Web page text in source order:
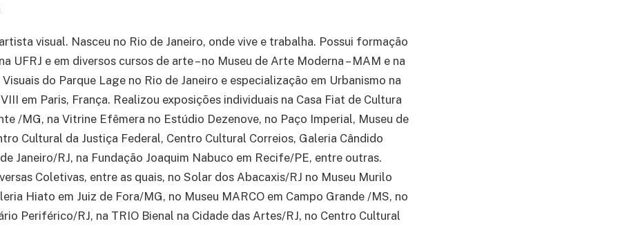
visual. Nasceu no Rio de Janeiro, onde vive e trabalha. Possui formação
UFRJ e em diversos cursos de arte – no Museu de Arte Moderna – MAM e na
do Parque Lage no Rio de Janeiro e especialização em Urbanismo na
em Paris, França. Realizou exposições individuais na Casa Fiat de Cultura
/MG, na Vitrine Efêmera no Estúdio Dezenove, no Paço Imperial, Museu de
Cultural da Justiça Federal, Centro Cultural Correios, Galeria Cândido
Janeiro/RJ, na Fundação Joaquim Nabuco em Recife/PE, entre outras.
Coletivas, entre as quais, no Solar dos Abacaxis/RJ no Museu Murilo
Hiato em Juiz de Fora/MG, no Museu MARCO em Campo Grande /MS, no
Periférico/RJ, na TRIO Bienal na Cidade das Artes/RJ, no Centro Cultural